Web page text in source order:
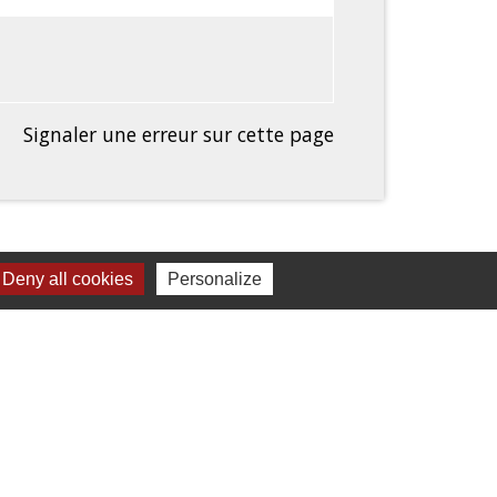
Signaler une erreur sur cette page
Deny all cookies Personalize